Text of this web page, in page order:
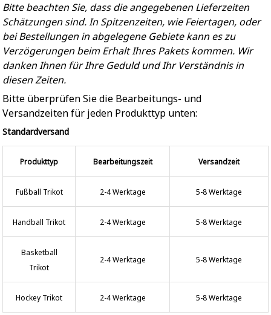
Bitte beachten Sie, dass die angegebenen Lieferzeiten
Schätzungen sind. In Spitzenzeiten, wie Feiertagen, oder
bei Bestellungen in abgelegene Gebiete kann es zu
Verzögerungen beim Erhalt Ihres Pakets kommen. Wir
danken Ihnen für Ihre Geduld und Ihr Verständnis in
diesen Zeiten.
Bitte überprüfen Sie die Bearbeitungs- und
Versandzeiten für jeden Produkttyp unten:
Standardversand
Produkttyp Bearbeitungszeit Versandzeit
Fußball Trikot 2-4 Werktage 5-8 Werktage
Handball Trikot 2-4 Werktage 5-8 Werktage
Basketball
Trikot
2-4 Werktage 5-8 Werktage
Hockey Trikot 2-4 Werktage 5-8 Werktage